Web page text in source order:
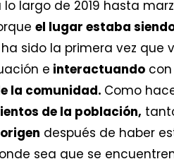
largo de 2019 hasta
el lugar estaba
ha sido la primera vez que
e interactuando
la comunidad. Como
de la población,
después de haber
sea que se